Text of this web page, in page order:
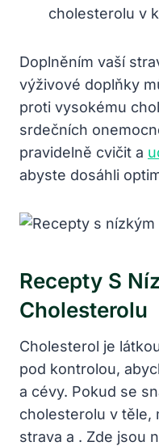
cholesterolu v
Doplněním vaší
výživové ⁤doplňky
proti vysokému
srdečních⁢
pravidelně cvičit⁣ a‍
abyste dosáhli
Recepty S
Cholesterolu
Cholesterol je
pod kontrolou,⁤
a‌ cévy. Pokud se
cholesterolu v těle,
strava⁣ a⁤ . Zde​ jsou